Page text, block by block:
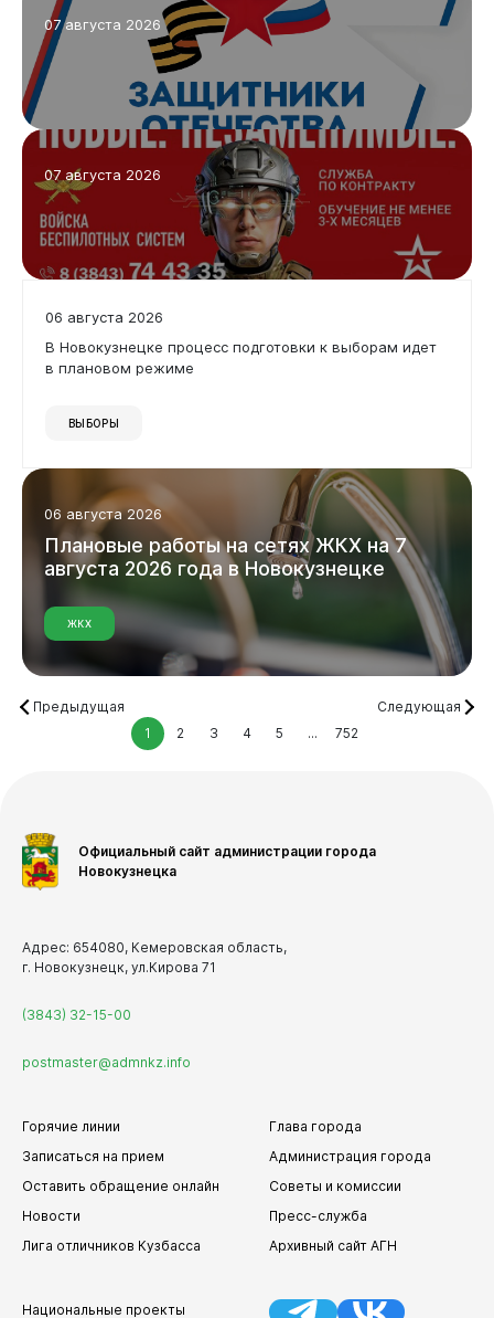
07 августа 2026
07 августа 2026
06 августа 2026
В Новокузнецке процесс подготовки к выборам идет
в плановом режиме
ВЫБОРЫ
06 августа 2026
Плановые работына сетяхЖКХ на7
августа 2026 года в Новокузнецке
ЖКХ
Предыдущая
1
2 3 4 5 ... 752
Следующая
Официальный сайт администрации города
Новокузнецка
Адрес: 654080, Кемеровская область,
г. Новокузнецк, ул.Кирова 71
(3843) 32-15-00
postmaster@admnkz.info
Горячие линии
Записаться на прием
Оставить обращение онлайн
Новости
Лига отличников Кузбасса
Глава города
Администрация города
Советы и комиссии
Пресс-служба
Архивный сайт АГН
Национальные проекты